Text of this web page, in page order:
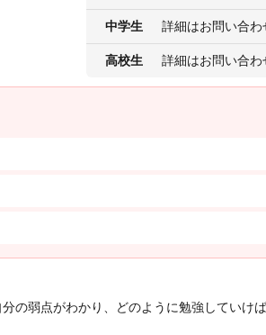
中学生 詳細はお問い合わ
高校生 詳細はお問い合わ
の弱点がわかり、どのように勉強していけ